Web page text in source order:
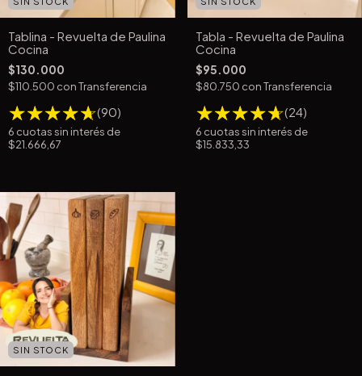
Tablina - Revuelta de Paulina
Cocina
$130.000
$110.500 conTransferencia
(90)
6 cuotas sin interés de
$21.666,67
Tabla - Revuelta de Paulina
Cocina
$95.000
$80.750 conTransferencia
(24)
6 cuotas sin interés de
$15.833,33
SIN STOCK